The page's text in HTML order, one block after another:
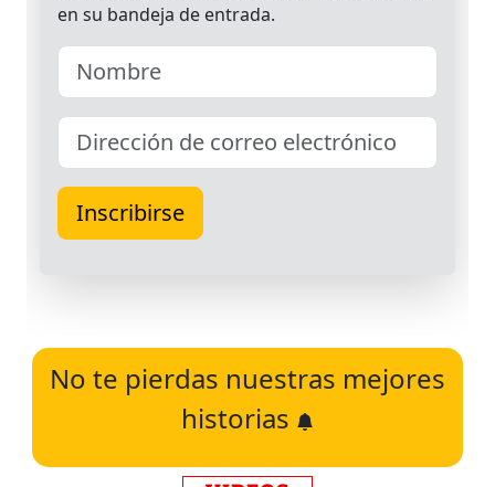
No te pierdas nuestras mejores
historias